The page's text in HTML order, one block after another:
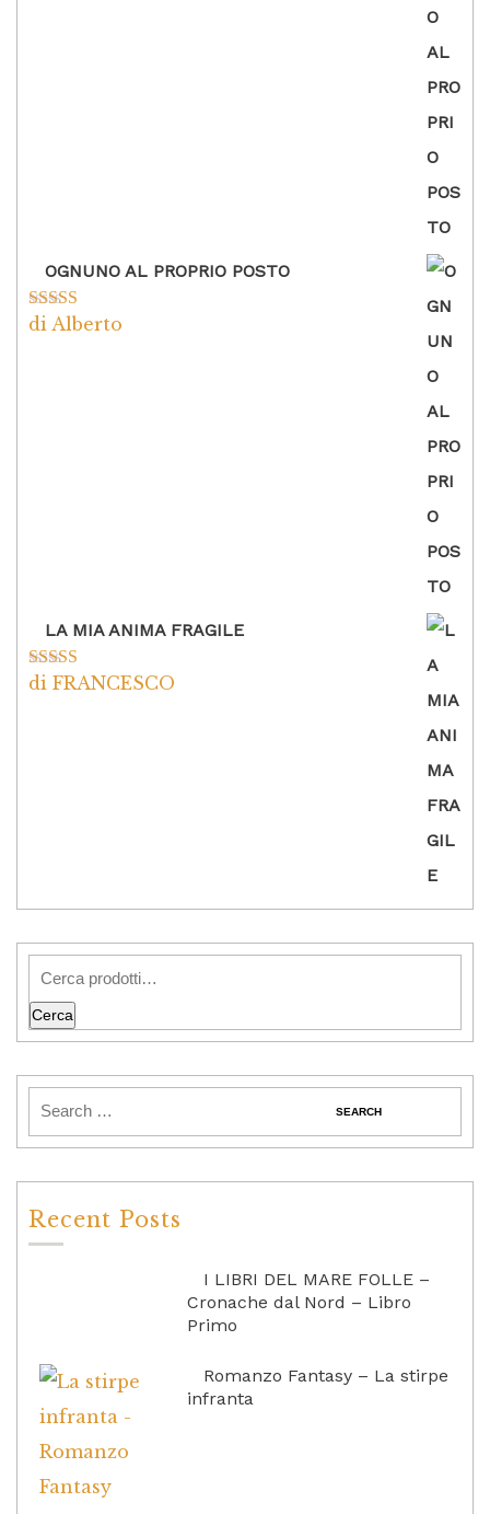
OGNUNO AL PROPRIO POSTO
Valutato5su
di Alberto
LA MIA ANIMA FRAGILE
Valutato5su
di FRANCESCO
Cerca
Recent Posts
I LIBRI DEL MARE FOLLE –
Cronache dal Nord – Libro
Primo
Romanzo Fantasy – La stirpe
infranta